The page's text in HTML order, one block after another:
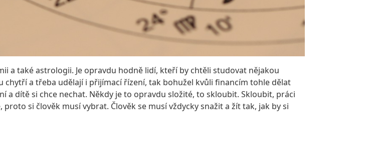
a také astrologii. Je opravdu hodně lidí, kteří by chtěli studovat nějakou
a třeba udělají i přijímací řízení, tak bohužel kvůli financím tohle dělat
dítě si chce nechat. Někdy je to opravdu složité, to skloubit. Skloubit, práci
si člověk musí vybrat. Člověk se musí vždycky snažit a žít tak, jak by si